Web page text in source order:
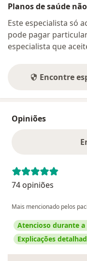
Planos de saúde
Este especialista só
pode pagar
especialista que
Encontre
Opiniões
74 opiniões
Mais mencionado pelos
Atencioso durante
Explicações